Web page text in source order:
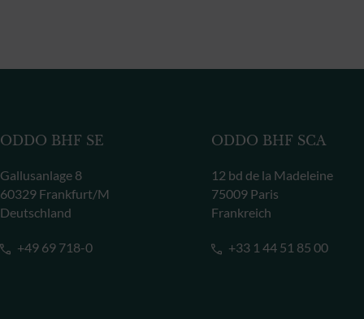
ODDO BHF SE
Gallusanlage 8
60329 Frankfurt/M
Deutschland
+49 69 718-0
ODDO BHF SCA
12 bd de la Madeleine
75009 Paris
Frankreich
+33 1 44 51 85 00